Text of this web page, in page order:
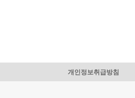
개인정보취급방침